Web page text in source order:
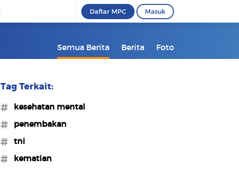
Daftar MPC Masuk
Semua Berita Berita Foto
Tag Terkait:
#kesehatan mental
#penembakan
#tni
#kematian